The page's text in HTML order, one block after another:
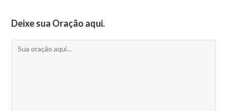
Deixe sua Oração aqui.